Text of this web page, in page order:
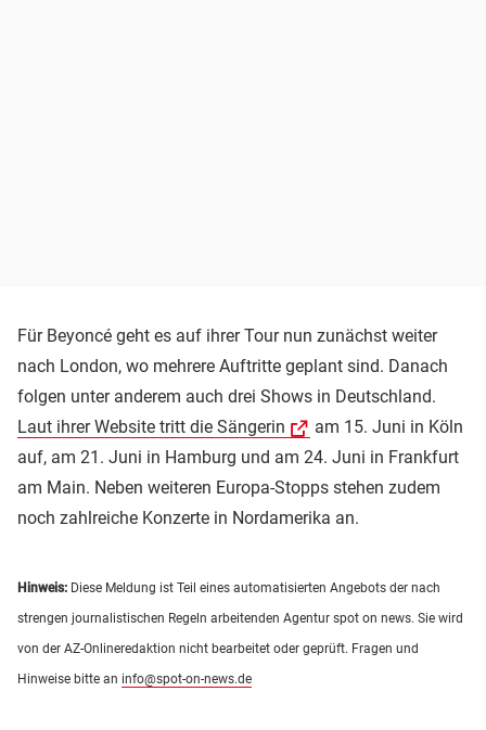
Für Beyoncé geht es auf ihrer Tour nun zunächst weiter
nach London, wo mehrere Auftritte geplant sind. Danach
folgen unter anderem auch drei Shows in Deutschland.
Laut ihrer Website tritt die Sängerin
am 15. Juni in Köln
auf, am 21. Juni in Hamburg und am 24. Juni in Frankfurt
am Main. Neben weiteren Europa-Stopps stehen zudem
noch zahlreiche Konzerte in Nordamerika an.
Hinweis: Diese Meldung ist Teil eines automatisierten Angebots der nach
strengen journalistischen Regeln arbeitenden Agentur spot on news. Sie wird
von der AZ-Onlineredaktion nicht bearbeitet oder geprüft. Fragen und
Hinweise bitte an info@spot-on-news.de